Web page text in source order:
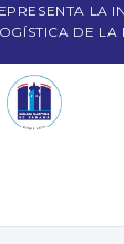
LA
DE LA